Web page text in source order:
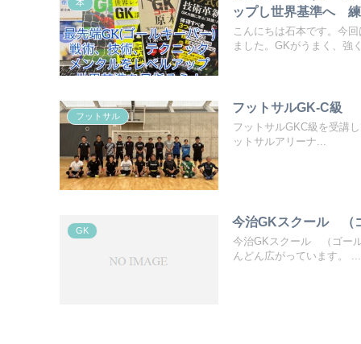
本
ップし世界基準へ
こんにちは石本です。今
ました。GKがうまく、強
フットサル
フットサルGK-C級
フットサルGKC級を受講
ットサルアリーナ...
GK
今治GKスクール （
今治GKスクール （ゴー
んどん広がっています。 ...